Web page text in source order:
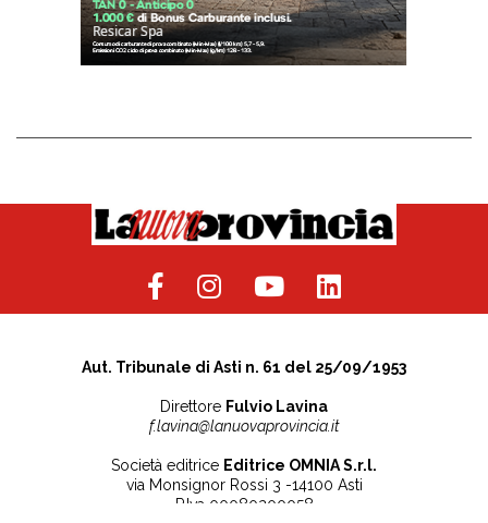
Aut. Tribunale di Asti n. 61 del 25/09/1953
Direttore Fulvio Lavina
f.lavina@lanuovaprovincia.it
Società editrice Editrice OMNIA S.r.l.
via Monsignor Rossi 3 -14100 Asti
P.Iva 00080200058